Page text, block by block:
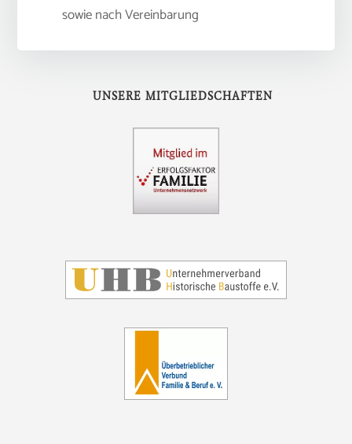
sowie nach Vereinbarung
UNSERE MITGLIEDSCHAFTEN